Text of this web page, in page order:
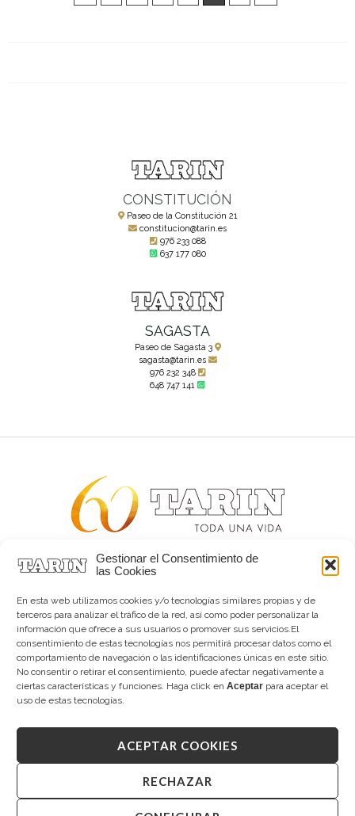
Gestionar el Consentimiento de
las Cookies
En esta web utilizamos cookies y/o tecnologías similares propias y de
terceros para analizar el tráfico de la red, así como poder personalizar la
información que ofrece a sus usuarios o promover sus servicios.El
consentimiento de estas tecnologías nos permitirá procesar datos como el
comportamiento de navegación o las identificaciones únicas en este sitio.
No consentir o retirar el consentimiento, puede afectar negativamente a
ciertas características y funciones. Haga click en Aceptar para aceptar el
uso de estas tecnologías.
ACEPTAR COOKIES
RECHAZAR
CONSTITUCIÓN
Paseo de la Constitución 21
constitucion@tarin.es
976 233 088
637 177 080
SAGASTA
Paseo de Sagasta 3
sagasta@tarin.es
976 232 348
648 747 141
Alta joyería desde 1963
Tarín Magazine
Contacto
Copyright © 2026 Tarín Joyeros
Aviso legal|Política de uso|Política de privacidad
Canal interno de información